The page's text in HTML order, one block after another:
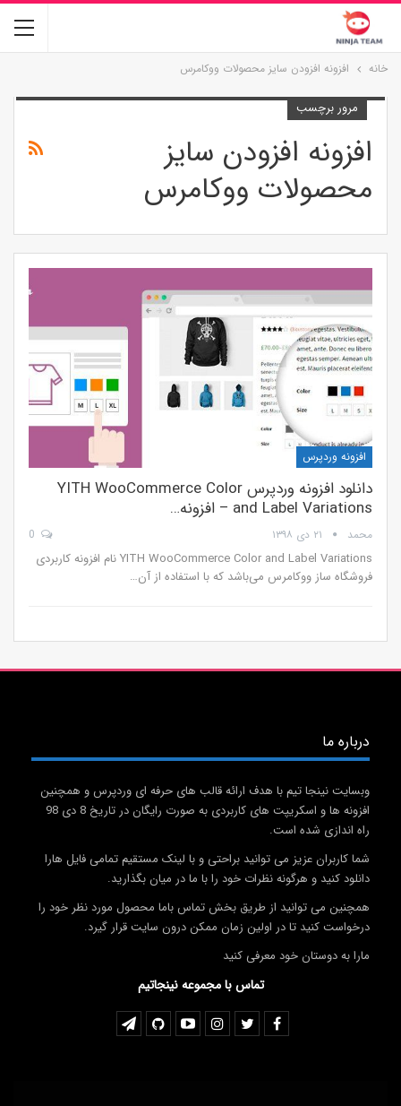
خانه افزونه افزودن سایز محصولات ووکامرس
مرور برچسب
افزونه افزودن سایز
محصولات ووکامرس
افزونه وردپرس
دانلود افزونه وردپرس YITH WooCommerce Color
and Label Variations – افزونه…
محمد ۲۱ دی ۱۳۹۸
YITH WooCommerce Color and Label Variations نام افزونه کاربردی
فروشگاه ساز ووکامرس می‌باشد که با استفاده از آن…
درباره ما
وبسایت نینجا تیم با هدف ارائه قالب های حرفه ای وردپرس و همچنین
افزونه ها و اسکریپت های کاربردی به صورت رایگان در تاریخ 8 دی 98
راه اندازی شده است.
شما کاربران عزیز می توانید براحتی و با لینک مستقیم تمامی فایل هارا
دانلود کنید و هرگونه نظرات خود را با ما در میان بگذارید.
همچنین می توانید از طریق بخش تماس باما محصول مورد نظر خود را
درخواست کنید تا در اولین زمان ممکن درون سایت قرار گیرد.
مارا به دوستان خود معرفی کنید
تماس با مجموعه نینجاتیم